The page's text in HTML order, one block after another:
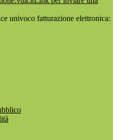
univoco fatturazione elettronica: